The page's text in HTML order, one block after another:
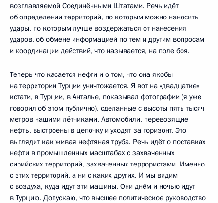
возглавляемой Соединёнными Штатами. Речь идёт
об определении территорий, по которым можно наносить
удары, по которым лучше воздержаться от нанесения
ударов, об обмене информацией по тем и другим вопросам
и координации действий, что называется, на поле боя.
Теперь что касается нефти и о том, что она якобы
на территории Турции уничтожается. Я вот на «двадцатке»,
кстати, в Турции, в Анталье, показывал фотографии (я уже
говорил об этом публично), сделанные с высоты пять тысяч
метров нашими лётчиками. Автомобили, перевозящие
нефть, выстроены в цепочку и уходят за горизонт. Это
выглядит как живая нефтяная труба. Речь идёт о поставках
нефти в промышленных масштабах с захваченных
сирийских территорий, захваченных террористами. Именно
с этих территорий, а ни с каких других. И мы видим
с воздуха, куда идут эти машины. Они днём и ночью идут
в Турцию. Допускаю, что высшее политическое руководство